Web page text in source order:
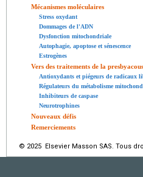
Mécanismes moléculaires
Stress oxydant
Dommages de l'ADN
Dysfonction mitochondriale
Autophagie, apoptose et sénescence
Estrogènes
Vers des traitements de la
Antioxydants et piégeurs de radicaux
Régulateurs du métabolisme
Inhibiteurs de caspase
Neurotrophines
Nouveaux défis
Remerciements
© 2025 Elsevier Masson SAS. Tous